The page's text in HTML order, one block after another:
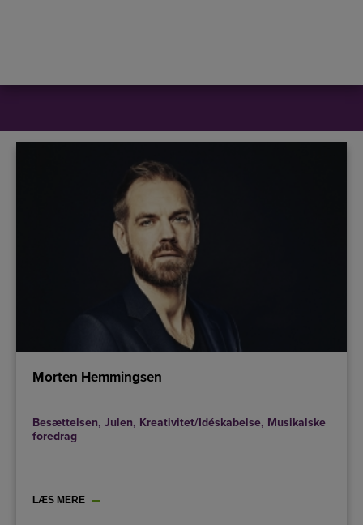
Morten Hemmingsen
Besættelsen, Julen, Kreativitet/Idéskabelse, Musikalske
foredrag
LÆS MERE